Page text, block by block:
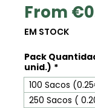
From
EM STOCK
Pack
unid.) *
100 Sacos
250 Sacos (